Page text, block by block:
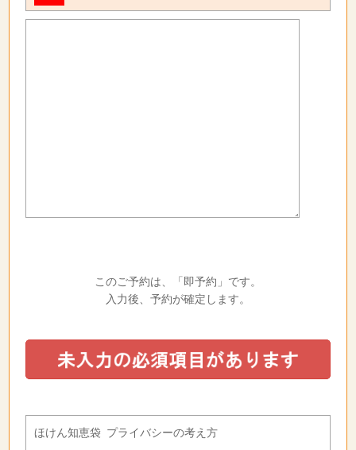
このご予約は、「即予約」です。
入力後、予約が確定します。
ほけん知恵袋 プライバシーの考え方